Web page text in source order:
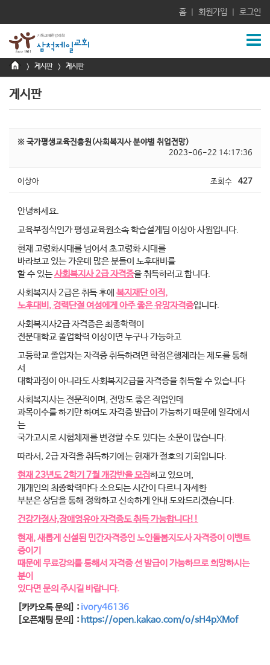
홈 회원가입 로그인
> 게시판 > 게시판
게시판
※ 국가평생교육진흥원(사회복지사 분야별 취업전망)
2023-06-22 14:17:36
이상아 조회수 427
안녕하세요.
교육부정식인가 평생교육원소속 학습설계팀 이상아 사원입니다.
현재 고령화시대를 넘어서 초고령화 시대를
바라보고 있는 가운데 많은 분들이 노후대비를
할 수 있는사회복지사 2급 자격증을 취득하려고 합니다.
사회복지사 2급은 취득 후에 복지재단 이직,
노후대비, 경력단절 여성에게 아주 좋은 유망자격증입니다.
사회복지사2급 자격증은 최종학력이
전문대학교 졸업학력 이상이면 누구나 가능하고
고등학교 졸업자는 자격증 취득하려면 학점은행제라는 제도를 통해
서
대학과정이 아니라도 사회복지2급을 자격증을 취득할 수 있습니다
사회복지사는 전문직이며, 전망도 좋은 직업인데
과목이수를 하기만 하여도 자격증 발급이 가능하기 때문에 일각에서
는
국가고시로 시험체재를 변경할 수도 있다는 소문이 많습니다.
따라서, 2급 자격을 취득하기에는 현재가 절호의 기회입니다.
현재 23년도 2학기 7월 개강반을 모집하고 있으며,
개개인의 최종학력마다 소요되는 시간이 다르니 자세한
부분은 상담을 통해 정확하고 신속하게 안내 도와드리겠습니다.
건강가정사,장애영유아 자격증도 취득 가능합니다!!
현재, 새롭게 신설된 민간자격증인 노인돌봄지도사 자격증이 이벤트
중이기
때문에 무료강의를 통해서 자격증 선 발급이 가능하므로 희망하시는
분이
있다면 문의 주시길 바랍니다.
[카카오톡 문의] : ivory46136
[오픈채팅 문의] : https://open.kakao.com/o/sH4pXMof